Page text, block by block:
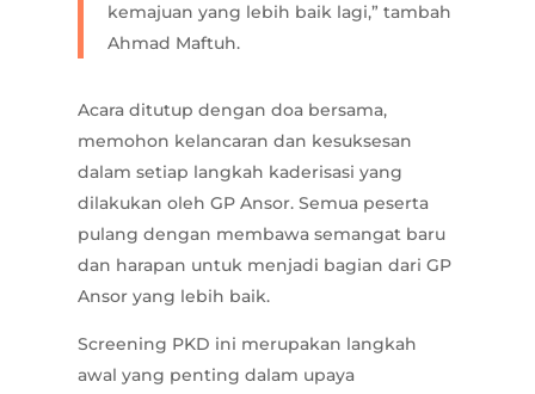
kemajuan yang lebih baik lagi,” tambah
Ahmad Maftuh.
Acara ditutup dengan doa bersama,
memohon kelancaran dan kesuksesan
dalam setiap langkah kaderisasi yang
dilakukan oleh GP Ansor. Semua peserta
pulang dengan membawa semangat baru
dan harapan untuk menjadi bagian dari GP
Ansor yang lebih baik.
Screening PKD ini merupakan langkah
awal yang penting dalam upaya